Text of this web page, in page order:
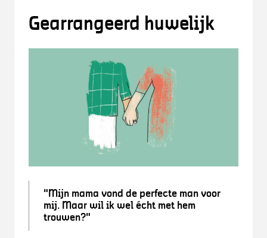
Gearrangeerd huwelijk
"Mijn mama vond de perfecte man voor
mij. Maar wil ik wel écht met hem
trouwen?"